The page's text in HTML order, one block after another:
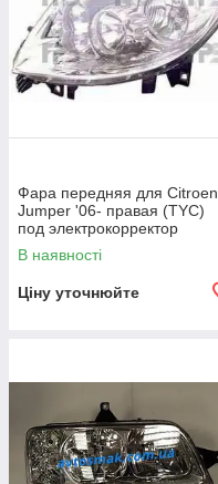
Фара передняя для Citroen
Jumper '06- правая (TYC)
под электрокорректор
В наявності
Ціну уточнюйте